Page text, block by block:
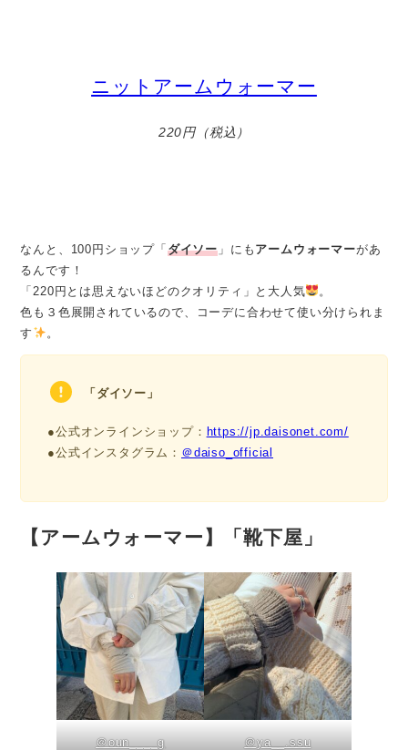
ニットアームウォーマー
220円（税込）
なんと、100円ショップ「ダイソー 」にも アームウォーマーがあ
るんです！
「220円とは思えないほどのクオリティ」と大人気
。
色も３色展開されているので、コーデに合わせて使い分けられま
す
。
「ダイソー」
●公式オンラインショップ： https://jp.daisonet.com/
●公式インスタグラム： ＠daiso_official
【 アームウォーマー 】「靴下屋」
＠oun____g ＠ya__.ssu